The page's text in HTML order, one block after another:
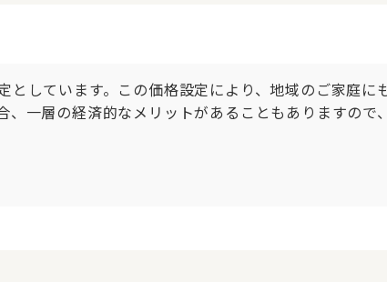
しています。この価格設定により、地域のご家庭に
一層の経済的なメリットがあることもありますので